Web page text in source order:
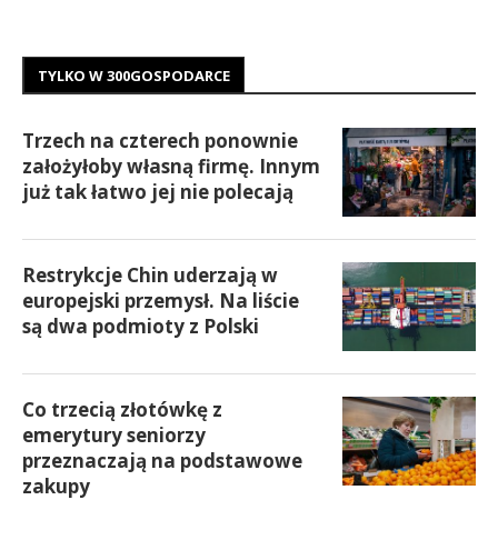
TYLKO W 300GOSPODARCE
Trzech na czterech ponownie
założyłoby własną firmę. Innym
już tak łatwo jej nie polecają
Restrykcje Chin uderzają w
europejski przemysł. Na liście
są dwa podmioty z Polski
Co trzecią złotówkę z
emerytury seniorzy
przeznaczają na podstawowe
zakupy